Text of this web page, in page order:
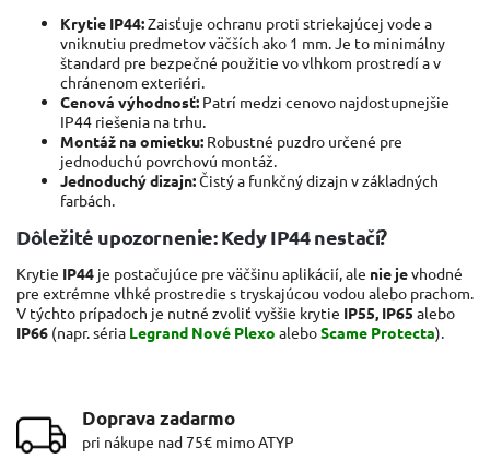
Krytie IP44:Zaisťuje ochranu proti striekajúcej vode a
vniknutiu predmetov väčších ako 1 mm. Je to minimálny
štandard pre bezpečné použitie vo vlhkom prostredí a v
chránenom exteriéri.
Cenová výhodnosť: Patrí medzi cenovo najdostupnejšie
IP44 riešenia na trhu.
Montáž na omietku: Robustné puzdro určené pre
jednoduchú povrchovú montáž.
Jednoduchý dizajn:Čistý a funkčný dizajn v základných
farbách.
Dôležité upozornenie: Kedy IP44 nestačí?
Krytie IP44 je postačujúce pre väčšinu aplikácií, ale nie jevhodné
pre extrémne vlhké prostredie s tryskajúcou vodou alebo prachom.
V týchto prípadoch je nutné zvoliť vyššie krytie IP55, IP65 alebo
IP66 (napr. séria Legrand Nové Plexo aleboScame Protecta).
Doprava zadarmo
pri nákupe nad 75€ mimo ATYP